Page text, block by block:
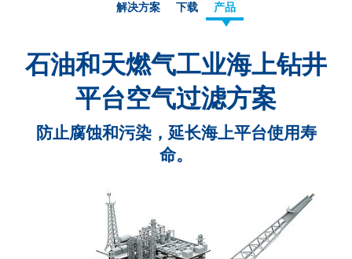
解决方案 下载 产品
石油和天燃气工业海上钻井
平台空气过滤方案
防止腐蚀和污染，延长海上平台使用寿
命。